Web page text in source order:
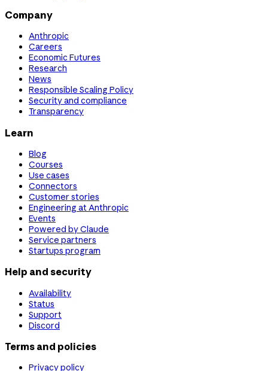
Company
Anthropic
Careers
Economic Futures
Research
News
Responsible Scaling Policy
Security and compliance
Transparency
Learn
Blog
Courses
Use cases
Connectors
Customer stories
Engineering at Anthropic
Events
Powered by Claude
Service partners
Startups program
Help and security
Availability
Status
Support
Discord
Terms and policies
Privacy policy